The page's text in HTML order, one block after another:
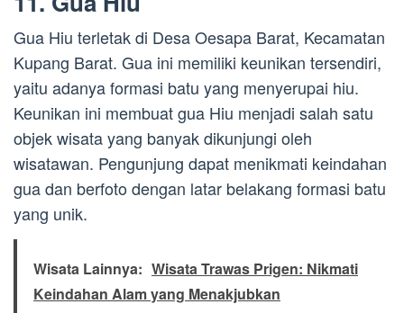
Gua Hiu terletak di Desa Oesapa Barat, Kecamatan
Kupang Barat. Gua ini memiliki keunikan tersendiri,
yaitu adanya formasi batu yang menyerupai hiu.
Keunikan ini membuat gua Hiu menjadi salah satu
objek wisata yang banyak dikunjungi oleh
wisatawan. Pengunjung dapat menikmati keindahan
gua dan berfoto dengan latar belakang formasi batu
yang unik.
Wisata Lainnya: Wisata Trawas Prigen: Nikmati
Keindahan Alam yang Menakjubkan